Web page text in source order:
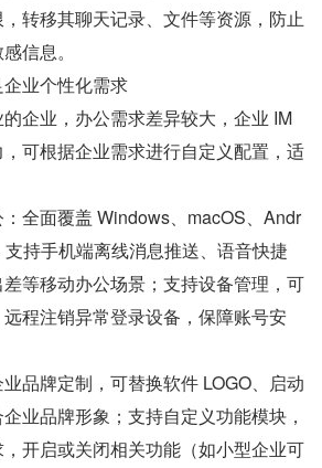
转移其聊天记录、文件等资源，防止
信息。
业个性化需求
企业，办公需求差异较大，企业 IM
可根据企业需求进行自定义配置，适
全面覆盖 Windows、macOS、Andr
持手机端离线消息推送、语音快捷
等移动办公场景；支持设备管理，可
程注销异常登录设备，保障账号安
品牌定制，可替换软件 LOGO、启动
业品牌形象；支持自定义功能模块，
开启或关闭相关功能（如小型企业可